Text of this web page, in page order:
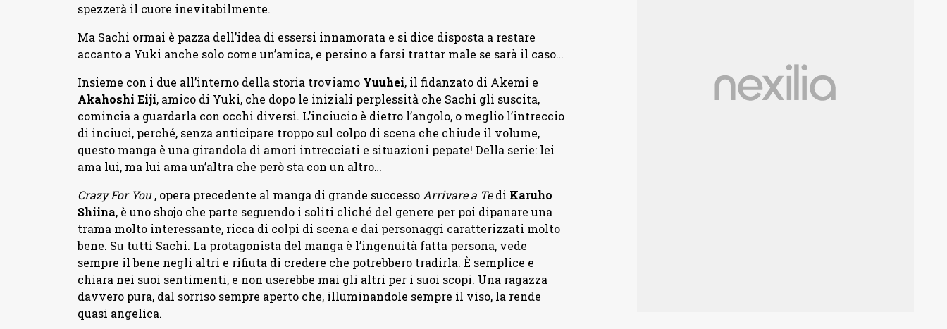
spezzerà il cuore inevitabilmente.
Ma Sachi ormai è pazza dell’idea di essersi innamorata e si dice disposta a restare
accanto a Yuki anche solo come un’amica, e persino a farsi trattar male se sarà il caso…
Insieme con i due all’interno della storia troviamo Yuuhei, il fidanzato di Akemi e
Akahoshi Eiji, amico di Yuki, che dopo le iniziali perplessità che Sachi gli suscita,
comincia a guardarla con occhi diversi. L’inciucio è dietro l’angolo, o meglio l’intreccio
di inciuci, perché, senza anticipare troppo sul colpo di scena che chiude il volume,
questo manga è una girandola di amori intrecciati e situazioni pepate! Della serie: lei
ama lui, ma lui ama un’altra che però sta con un altro…
Crazy For You, opera precedente al manga di grande successo Arrivare a Tedi Karuho
Shiina, è uno shojo che parte seguendo i soliti cliché del genere per poi dipanare una
trama molto interessante, ricca di colpi di scena e dai personaggi caratterizzati molto
bene. Su tutti Sachi. La protagonista del manga è l’ingenuità fatta persona, vede
sempre il bene negli altri e rifiuta di credere che potrebbero tradirla. È semplice e
chiara nei suoi sentimenti, e non userebbe mai gli altri per i suoi scopi. Una ragazza
davvero pura, dal sorriso sempre aperto che, illuminandole sempre il viso, la rende
quasi angelica.